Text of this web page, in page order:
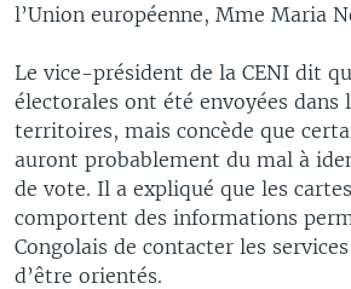
l’Union européenne, Mme Maria
Le vice-président de la CENI dit
électorales ont été envoyées dans
territoires, mais concède que
auront probablement du mal à
de vote. Il a expliqué que les
comportent des informations
Congolais de contacter les
d’être orientés.